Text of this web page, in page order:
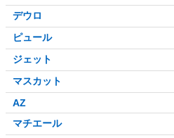
デウロ
ピュール
ジェット
マスカット
AZ
マチエール